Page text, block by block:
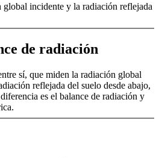
incidente y la radiación reflejada
de radiación
sí, que miden la radiación global
reflejada del suelo desde abajo,
es el balance de radiación y